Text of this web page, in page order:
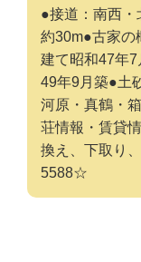
●接道：南西・
約30m●古家の
建て昭和47年
49年9月築●土
河原・真鶴・
荘情報・賃貸
換え、下取り
5588☆